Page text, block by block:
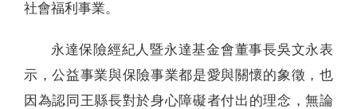
社會福利事業。
永達保險經紀人暨永達基金會董事長吳文永表
示，公益事業與保險事業都是愛與關懷的象徵，也
因為認同王縣長對於身心障礙者付出的理念，無論